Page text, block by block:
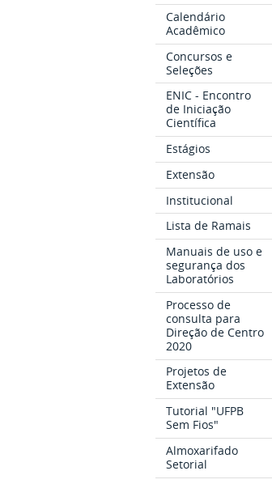
Calendário
Acadêmico
Concursos e
Seleções
ENIC - Encontro
de Iniciação
Científica
Estágios
Extensão
Institucional
Lista de Ramais
Manuais de uso e
segurança dos
Laboratórios
Processo de
consulta para
Direção de Centro
2020
Projetos de
Extensão
Tutorial "UFPB
Sem Fios"
Almoxarifado
Setorial